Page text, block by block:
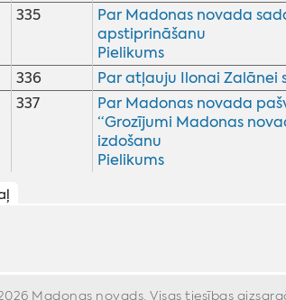
335
Par Madonas novada
apstiprināšanu
Pielikums
336 Par atļauju Ilonai Zalānei
337
Par Madonas novada
“Grozījumi Madonas
izdošanu
Pielikums
Madonas novads. Visas tiesības